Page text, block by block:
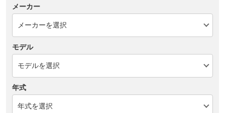
メーカー
モデル
年式